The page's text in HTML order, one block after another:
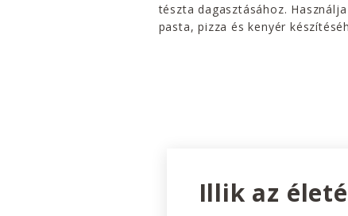
tészta dagasztásához.
pasta, pizza és kenyér
Illik az